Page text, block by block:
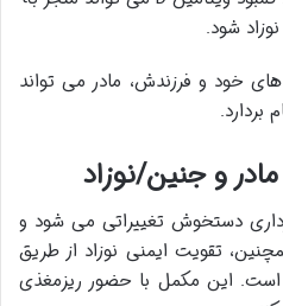
شود.
خود و فرزندش، مادر می تواند
بردارد.
و جنین/نوزاد
دستخوش تغییراتی می شود و
تقویت ایمنی نوزاد از طریق
است. این مکمل با حضور ریزمغذی